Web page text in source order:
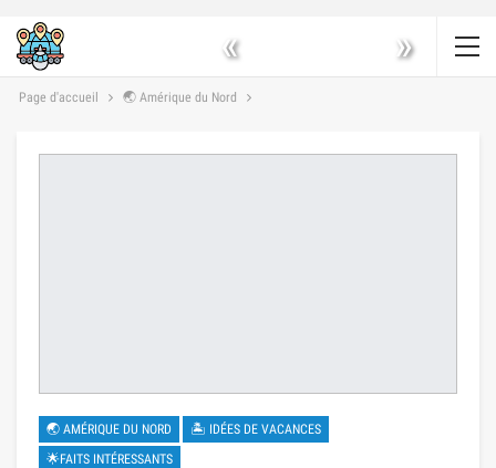
« »
Page d'accueil 🌏 Amérique du Nord
🌏 AMÉRIQUE DU NORD
🏝 IDÉES DE VACANCES
🌟FAITS INTÉRESSANTS